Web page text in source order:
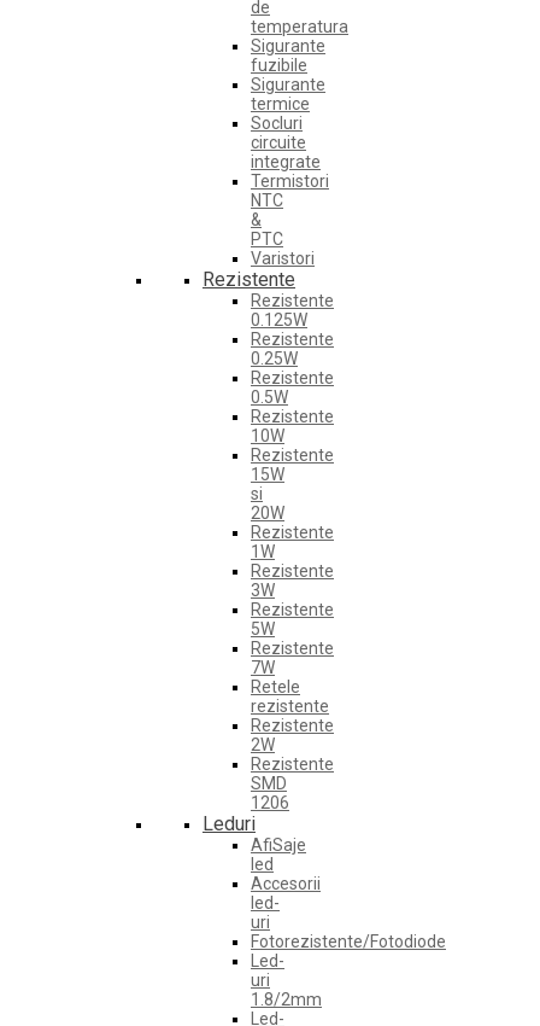
de
temperatura
Sigurante
fuzibile
Sigurante
termice
Socluri
circuite
integrate
Termistori
NTC
&
PTC
Varistori
Rezistente
Rezistente
0.125W
Rezistente
0.25W
Rezistente
0.5W
Rezistente
10W
Rezistente
15W
si
20W
Rezistente
1W
Rezistente
3W
Rezistente
5W
Rezistente
7W
Retele
rezistente
Rezistente
2W
Rezistente
SMD
1206
Leduri
AfiSaje
led
Accesorii
led-
uri
Fotorezistente/Fotodiode
Led-
uri
1.8/2mm
Led-